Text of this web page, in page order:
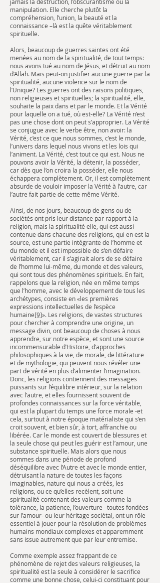
manipulation. Elle cherche plutôt la
compréhension, l’union, la beauté et la
connaissance –là est la quête véritablement
spirituelle.
Alors, beaucoup de guerres saintes ont été
menées au nom de la spiritualité, de tout temps:
nous avons tué au nom de Jésus, et détruit au nom
d’Allah. Mais peut-on justifier aucune guerre par la
spiritualité, aucune violence sur le nom de
l’Unique? Les guerres ont des raisons politiques,
non religieuses et spirituelles; la spiritualité, elle,
souhaite la paix dans et par le monde. Et la Vérité
pour laquelle on a tué, où est-elle? La Vérité n’est
pas une chose dont on peut s’approprier. La Vérité
se conjugue avec le verbe être, non avoir: la
Vérité, c’est ce que nous sommes, c’est le monde,
l’univers dans lequel nous vivons et les lois qui
l’animent. La Vérité, c’est tout ce qui est. Nous ne
pouvons avoir la Vérité, la détenir, la posséder,
car dès que l’on croira la posséder, elle nous
échappera complètement. Or, il est complètement
absurde de vouloir imposer la Vérité à l’autre, car
l’autre fait partie de cette même Vérité.
Ainsi, de nos jours, beaucoup de gens ou de
sociétés ont pris leur distance par rapport à la
religion, mais la spiritualité elle, qui est aussi
contenue dans chacune des religions, qui en est la
source, est une partie intégrante de l’homme et
du monde et il est impossible de s’en défaire
véritablement, car il s’agirait alors de se défaire
de l’homme lui-même, du monde et des valeurs,
qui sont tous des phénomènes spirituels. En fait,
rappelons que la religion, née en même temps
que l’homme, avec le développement de tous les
archétypes, consiste en «les premières
expressions intellectuelles de l’espèce
humaine[9]». Les religions, de vastes structures
pour chercher à comprendre une origine, un
message divin, ont beaucoup de choses à nous
apprendre, sur notre espèce, et sont une source
incommensurable d’Histoire, d’approches
philosophiques à la vie, de morale, de littérature
et de mythologie, qui peuvent nous révéler une
part de vérité en plus d’alimenter l’imagination.
Donc, les religions contiennent des messages
puissants sur l’équilibre intérieur, sur la relation
avec l’autre, et elles fournissent souvent de
profondes connaissances sur la force véritable,
qui est la plupart du temps une force morale -et
cela, surtout à notre époque matérialiste qui s’en
croit souvent, et bien sûr, à tort, affranchie ou
libérée. Car le monde est couvert de blessures et
la seule chose qui peut les guérir est l’amour, une
substance spirituelle. Mais alors que nous
sommes dans une période de profond
déséquilibre avec l’Autre et avec le monde entier,
détruisant la nature de toutes les façons
imaginables, nature qui nous a créés, les
religions, ou ce qu’elles recèlent, soit une
spiritualité contenant des valeurs comme la
tolérance, la patience, l’ouverture –toutes fondées
sur l’amour- ou leur héritage sociétal, ont un rôle
essentiel à jouer pour la résolution de problèmes
humains mondiaux complexes et apparemment
sans issue autrement que par leur entremise.
Comme exemple assez frappant de ce
phénomène de rejet des valeurs religieuses, la
spiritualité est la seule à considérer le sacrifice
comme une bonne chose, celui-ci constituant pour